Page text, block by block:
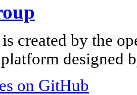
created by the
designed
on GitHub